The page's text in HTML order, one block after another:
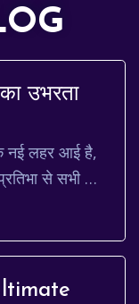
उभरता
नई लहर आई है,
से सभी को